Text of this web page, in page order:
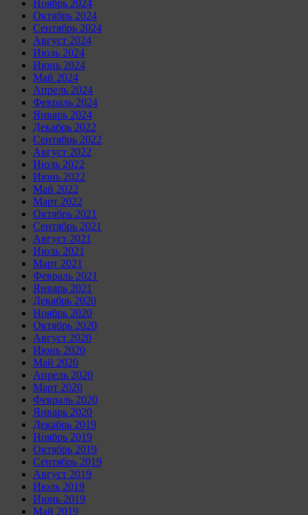
Ноябрь 2024
Октябрь 2024
Сентябрь 2024
Август 2024
Июль 2024
Июнь 2024
Май 2024
Апрель 2024
Февраль 2024
Январь 2024
Декабрь 2022
Сентябрь 2022
Август 2022
Июль 2022
Июнь 2022
Май 2022
Март 2022
Октябрь 2021
Сентябрь 2021
Август 2021
Июль 2021
Март 2021
Февраль 2021
Январь 2021
Декабрь 2020
Ноябрь 2020
Октябрь 2020
Август 2020
Июнь 2020
Май 2020
Апрель 2020
Март 2020
Февраль 2020
Январь 2020
Декабрь 2019
Ноябрь 2019
Октябрь 2019
Сентябрь 2019
Август 2019
Июль 2019
Июнь 2019
Май 2019